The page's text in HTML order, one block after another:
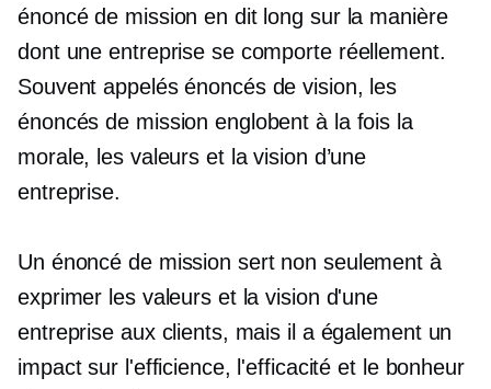
énoncé de mission en dit long sur la manière
dont une entreprise se comporte réellement.
Souvent appelés énoncés de vision, les
énoncés de mission englobent à la fois la
morale, les valeurs et la vision d’une
entreprise.
Un énoncé de mission sert non seulement à
exprimer les valeurs et la vision d'une
entreprise aux clients, mais il a également un
impact sur l'efficience, l'efficacité et le bonheur